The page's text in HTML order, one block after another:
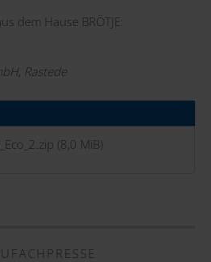
dem Hause BRÖTJE:
Rastede
(8,0 MiB)